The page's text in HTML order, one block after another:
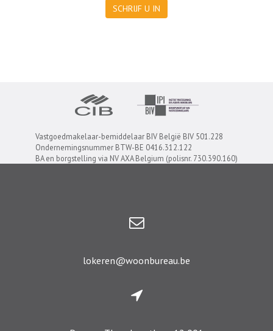
SCHRIJF U IN
Vastgoedmakelaar-bemiddelaar BIV België BIV 501.228
Ondernemingsnummer BTW-BE 0416.312.122
BA en borgstelling via NV AXA Belgium (polisnr. 730.390.160)
lokeren@woonbureau.be